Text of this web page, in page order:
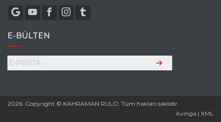
E-BÜLTEN
2026. Copyright © KAHRAMAN RULO. Tüm hakları saklıdır.
Avinga |XML